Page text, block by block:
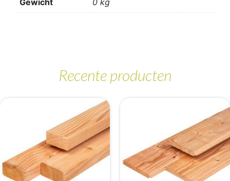
Gewicht 0 kg
Recente producten